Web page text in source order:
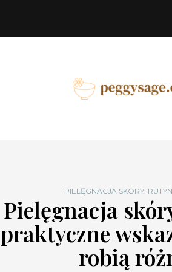
PIELĘGNACJA SKÓRY:
Pielęgnacja
praktyczne
robią